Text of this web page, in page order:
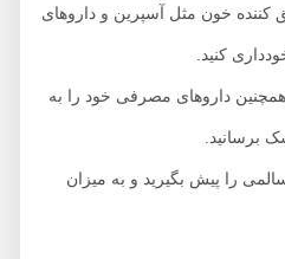
خون مثل آسپرین و داروهای
کنید.
داروهای مصرفی خود را به
را پیش بگیرید و به میزان